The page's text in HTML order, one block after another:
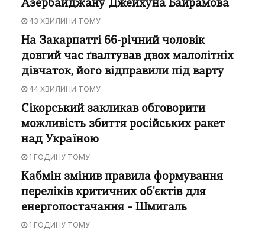
Азербайджану Джейхуна Байрамова
43 ХВИЛИНИ ТОМУ
На Закарпатті 66-річний чоловік
довгий час ґвалтував двох малолітніх
дівчаток, його відправили під варту
44 ХВИЛИНИ ТОМУ
Сікорський закликав обговорити
можливість збиття російських ракет
над Україною
1 ГОДИНУ ТОМУ
Кабмін змінив правила формування
переліків критичних об'єктів для
енергопостачання – Шмигаль
1 ГОДИНУ ТОМУ